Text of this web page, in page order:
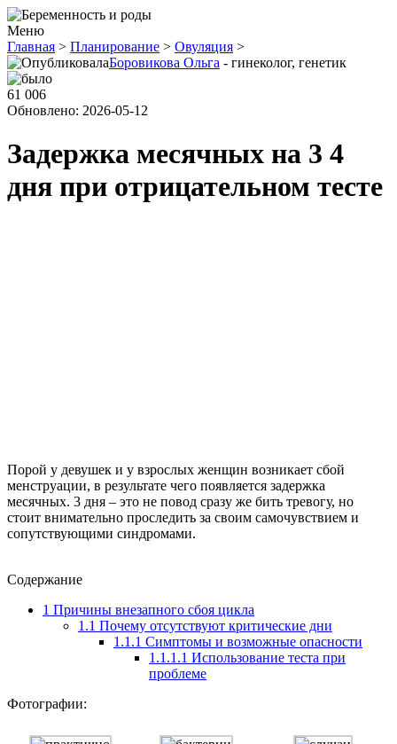
Меню
Главная > Планирование > Овуляция >
Боровикова Ольга - гинеколог, генетик
61 006
Обновлено: 2026-05-12
Задержка месячных на 3 4
дня при отрицательном тесте
Порой у девушек и у взрослых женщин возникает сбой
менструации, в результате чего появляется задержка
месячных. 3 дня – это не повод сразу же бить тревогу, но
стоит внимательно проследить за своим самочувствием и
сопутствующими синдромами.
Содержание
1 Причины внезапного сбоя цикла
1.1 Почему отсутствуют критические дни
1.1.1 Симптомы и возможные опасности
1.1.1.1 Использование теста при
проблеме
Фотографии: